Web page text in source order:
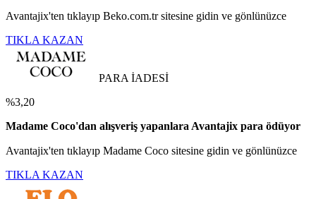
Avantajix'ten tıklayıp Beko.com.tr sitesine gidin ve gönlünüzce
TIKLA KAZAN
PARA İADESİ
%3,20
Madame Coco'dan alışveriş yapanlara Avantajix para ödüyor
Avantajix'ten tıklayıp Madame Coco sitesine gidin ve gönlünüzce
TIKLA KAZAN